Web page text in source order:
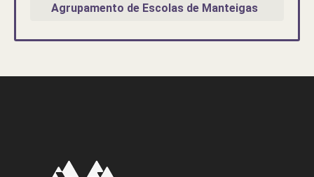
Agrupamento de Escolas de Manteigas